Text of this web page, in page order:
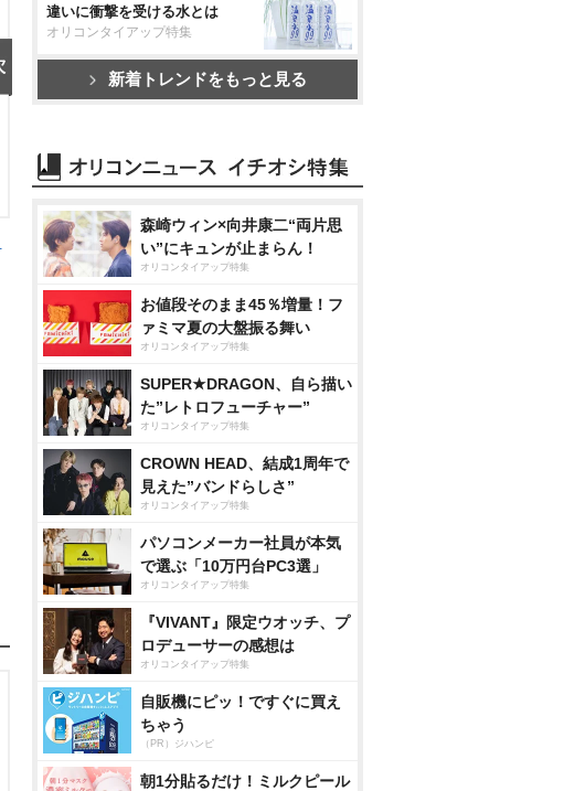
違いに衝撃を受ける水とは
オリコンタイアップ特集
新着トレンドをもっと見る
森崎ウィン×向井康二“両片思
い”にキュンが止まらん！
オリコンタイアップ特集
お値段そのまま45％増量！フ
ァミマ夏の大盤振る舞い
オリコンタイアップ特集
SUPER★DRAGON、自ら描い
た”レトロフューチャー”
オリコンタイアップ特集
CROWN HEAD、結成1周年で
見えた”バンドらしさ”
オリコンタイアップ特集
パソコンメーカー社員が本気
で選ぶ「10万円台PC3選」
オリコンタイアップ特集
『VIVANT』限定ウオッチ、プ
ロデューサーの感想は
オリコンタイアップ特集
自販機にピッ！ですぐに買え
ちゃう
（PR）ジハンピ
朝1分貼るだけ！ミルクピール